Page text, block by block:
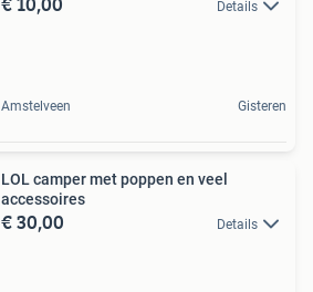
Details
Amstelveen Gisteren
LOL camper met poppen en veel
accessoires
€ 30,00 Details